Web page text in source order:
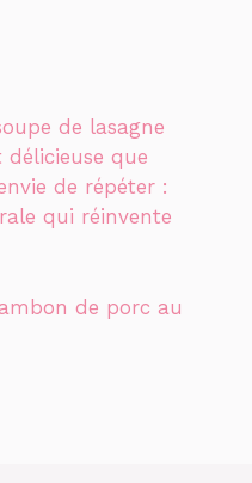
de lasagne
délicieuse que
de répéter :
qui réinvente
de porc au